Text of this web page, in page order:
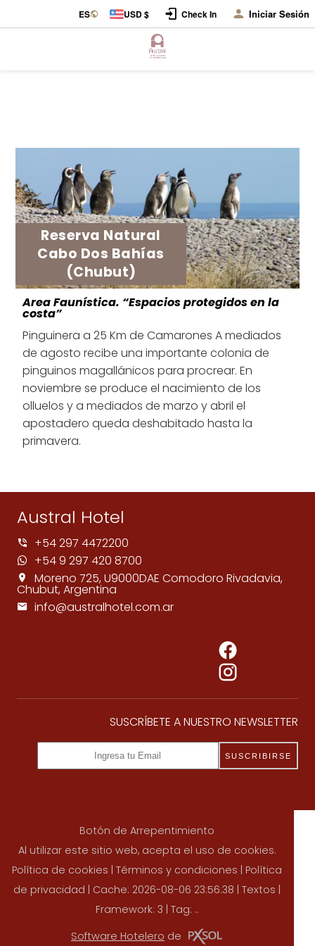
ES USD $ Check In Iniciar Sesión
Reserva Natural
Cabo Dos Bahías
(Chubut)
Area Faunística. “Espacios protegidos en la
costa”
Pinguinera a 25 Km de Camarones A mediados
de agosto recibe una importante colonia de
pinguinos magallánicos para procrear. En
noviembre se produce el nacimiento de los
olluelos y a mediados de marzo y abril el
apostadero queda deshabitado hasta la
primavera.
Austral Hotel
+54 297 4472200
+54 9 297 420 8700
Moreno 725, U9000DAE Comodoro Rivadavia,
Chubut, Argentina
info@australhotel.com.ar
SUSCRÍBETE A NUESTRO NEWSLETTER
SUSCRIBIRSE
Botón de Arrepentimiento
Al utilizar este sitio web, acepta el uso de cookies.
Política de cookies | Términos y condiciones | Política
de privacidad | Cache: 2026-08-06 23:56:38 | Textos |
Framework: 3 | Tag: ..
Software Hotelero de